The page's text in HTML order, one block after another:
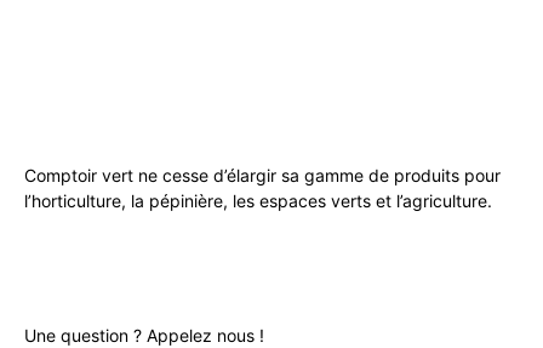
Comptoir vert ne cesse d’élargir sa gamme de produits pour
l’horticulture, la pépinière, les espaces verts et l’agriculture.
Une question ? Appelez nous !